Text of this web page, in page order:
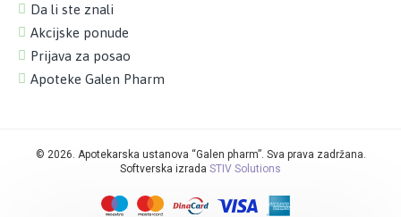
Da li ste znali
Akcijske ponude
Prijava za posao
Apoteke Galen Pharm
© 2026. Apotekarska ustanova “Galen pharm”. Sva prava zadržana.
Softverska izrada STIV Solutions